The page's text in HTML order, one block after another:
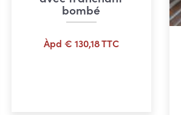
bombé
Àpd € 130,18TTC